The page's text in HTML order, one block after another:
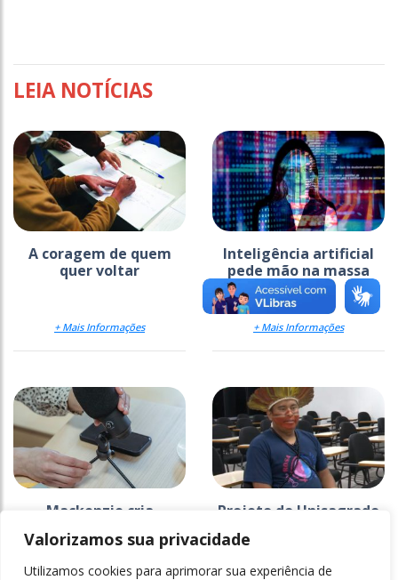
Valorizamos sua privacidade
Utilizamos cookies para aprimorar sua experiência de
LEIA NOTÍCIAS
A coragem de quem
quer voltar
+ Mais Informações
Inteligência artificial
pede mão na massa
+ Mais Informações
Mackenzie cria
comunicar a ciência
Projeto do Unisagrado
documentário